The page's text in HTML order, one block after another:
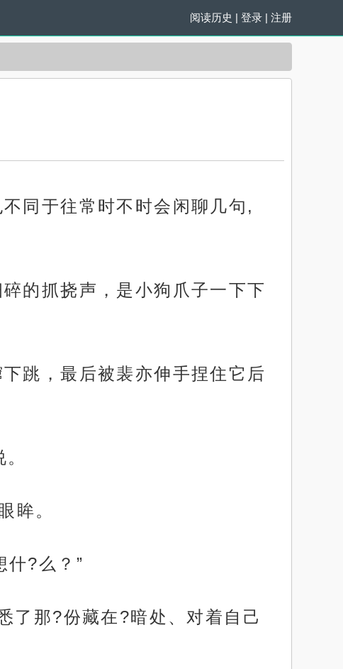
阅读历史 | 登录 | 注册
同于往常时不时会闲聊几句,
的抓挠声，是小狗爪子一下下
跳，最后被裴亦伸手捏住它后
眸。
什?么？”
了那?份藏在?暗处、对着自己